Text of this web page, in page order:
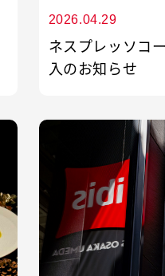
2026.04.29
ネスプレッソコ
入のお知らせ